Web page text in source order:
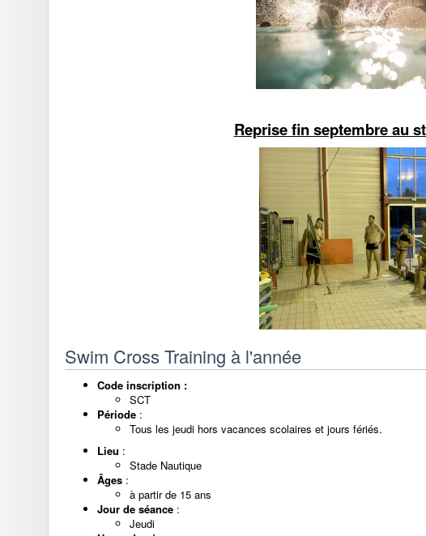
Reprise fin septembre au
Swim Cross Training à l'année
Code inscription :
SCT
Période :
Tous les jeudi hors vacances scolaires et jours fériés.
Lieu :
Stade Nautique
Âges :
à partir de 15 ans
Jour de séance :
Jeudi